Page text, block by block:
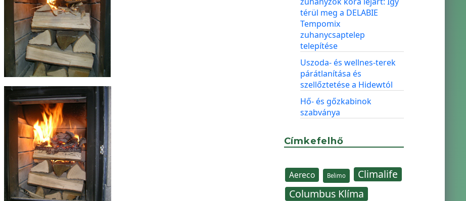
térül meg a DELABIE
Tempomix
zuhanycsaptelep
telepítése
Uszoda- és wellnes-terek
párátlanítása és
szellőztetése a Hidewtól
Hő- és gőzkabinok
szabványa
Címkefelhő
Aereco Belimo
Climalife
Columbus Klíma